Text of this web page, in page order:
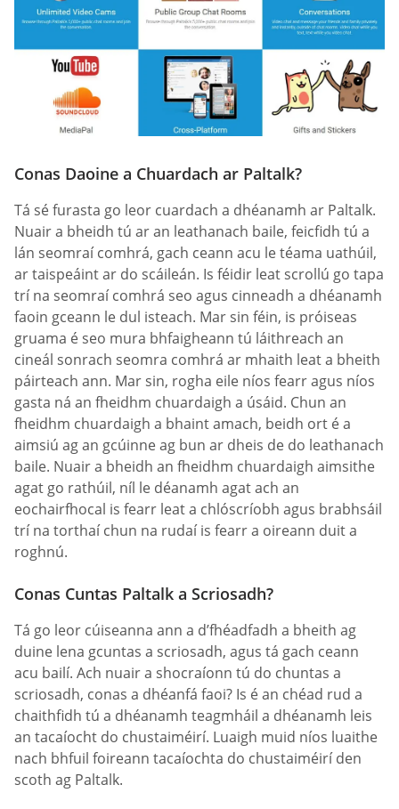
Conas Daoine a Chuardach ar Paltalk?
Tá sé furasta go leor cuardach a dhéanamh ar Paltalk.
Nuair a bheidh tú ar an leathanach baile, feicfidh tú a
lán seomraí comhrá, gach ceann acu le téama uathúil,
ar taispeáint ar do scáileán. Is féidir leat scrollú go tapa
trí na seomraí comhrá seo agus cinneadh a dhéanamh
faoin gceann le dul isteach. Mar sin féin, is próiseas
gruama é seo mura bhfaigheann tú láithreach an
cineál sonrach seomra comhrá ar mhaith leat a bheith
páirteach ann. Mar sin, rogha eile níos fearr agus níos
gasta ná an fheidhm chuardaigh a úsáid. Chun an
fheidhm chuardaigh a bhaint amach, beidh ort é a
aimsiú ag an gcúinne ag bun ar dheis de do leathanach
baile. Nuair a bheidh an fheidhm chuardaigh aimsithe
agat go rathúil, níl le déanamh agat ach an
eochairfhocal is fearr leat a chlóscríobh agus brabhsáil
trí na torthaí chun na rudaí is fearr a oireann duit a
roghnú.
Conas Cuntas Paltalk a Scriosadh?
Tá go leor cúiseanna ann a d’fhéadfadh a bheith ag
duine lena gcuntas a scriosadh, agus tá gach ceann
acu bailí. Ach nuair a shocraíonn tú do chuntas a
scriosadh, conas a dhéanfá faoi? Is é an chéad rud a
chaithfidh tú a dhéanamh teagmháil a dhéanamh leis
an tacaíocht do chustaiméirí. Luaigh muid níos luaithe
nach bhfuil foireann tacaíochta do chustaiméirí den
scoth ag Paltalk.